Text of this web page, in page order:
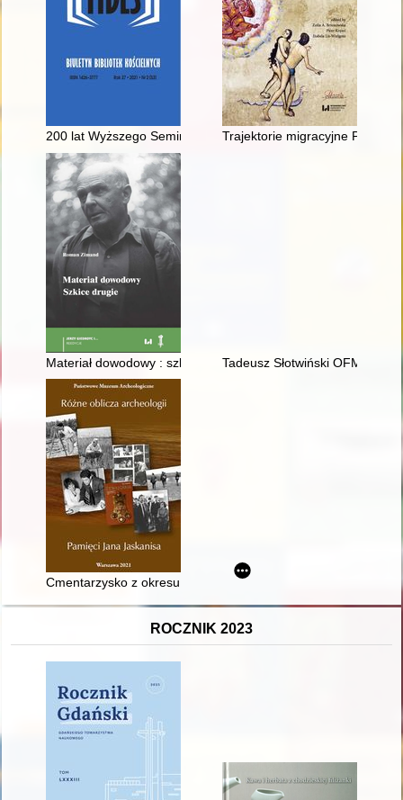
200 lat Wyższego Seminarium Duchownego w Sandomierzu -
Trajektorie migracyjne
Materiał dowodowy : szkice drugieTadeusz Słotwiński OFM
Cmentarzysko z okresu wędrówek ludów w Pietraszach, pow.
ROCZNIK 2023